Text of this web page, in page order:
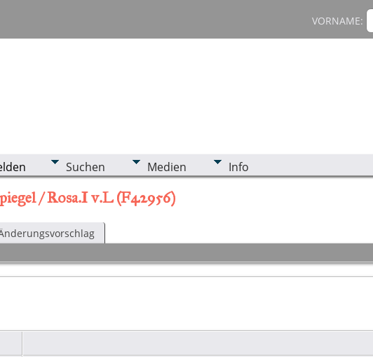
VORNAME:
Suchen Medien Info
/ Rosa.I v.L (F42956)